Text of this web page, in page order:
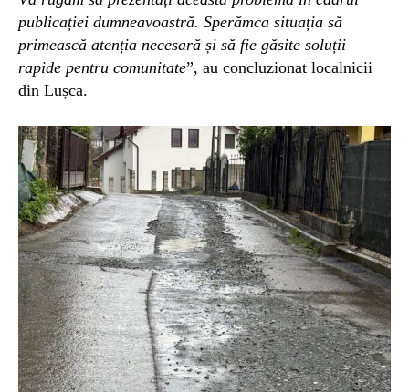
publicației dumneavoastră. Sperămca situația să
primească atenția necesară și să fie găsite soluții
rapide pentru comunitate”, au concluzionat localnicii
din Lușca.